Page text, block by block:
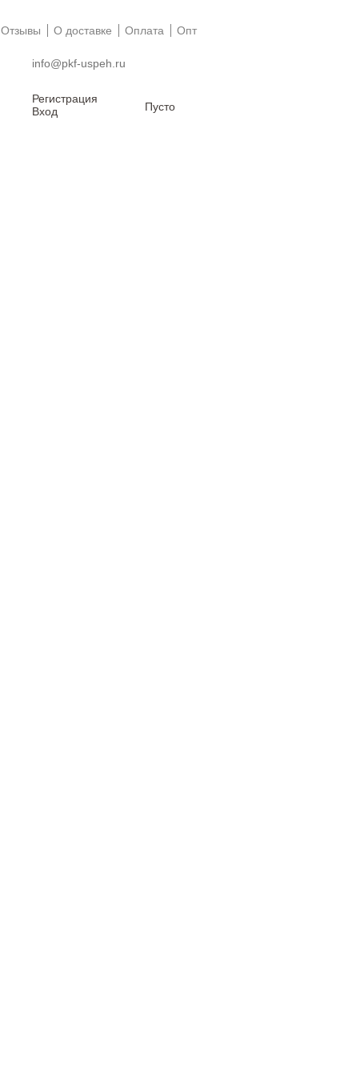
Пусто
info@pkf-uspeh.ru
Регистрация
Вход
Отзывы О доставке Оплата Опт